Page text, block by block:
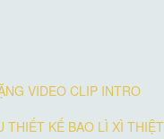
VIDEO CLIP INTRO
THIẾT KẾ BAO LÌ XÌ THIỆT